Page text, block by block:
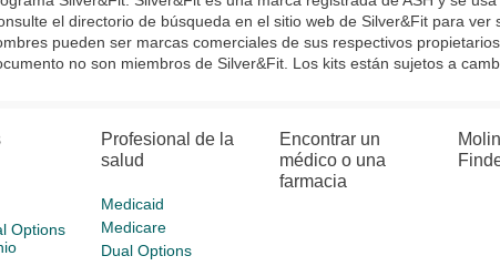
el directorio de búsqueda en el sitio web de Silver&Fit para
pueden ser marcas comerciales de sus respectivos
no son miembros de Silver&Fit. Los kits están sujetos a
Options
Profesional de la
salud
Medicaid
Medicare
Dual Options
Encontrar un
médico o una
farmacia